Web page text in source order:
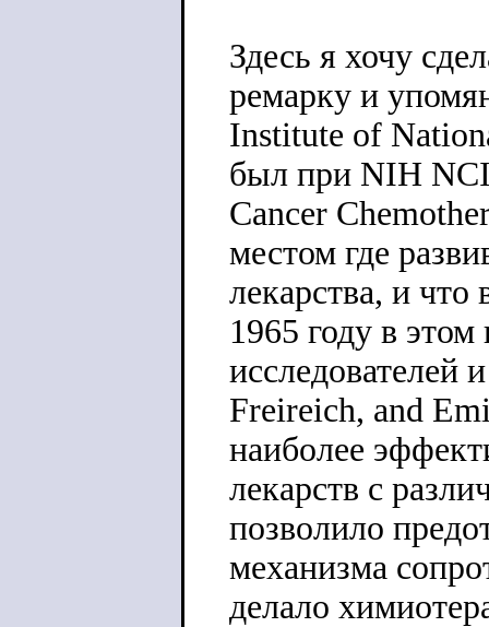
Здесь я хочу
ремарку и
Institute of
был при NIH
Cancer
местом где
лекарства, и
1965 году в
исследователей
Freireich, and
наиболее
лекарств с
позволило
механизма
делало